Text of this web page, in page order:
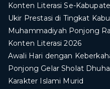
Konten Literasi Se-
Ukir Prestasi di Tingkat
Muhammadiyah Ponjong
Konten Literasi 2026
Awali Hari dengan
Ponjong Gelar Sholat
Karakter Islami Murid